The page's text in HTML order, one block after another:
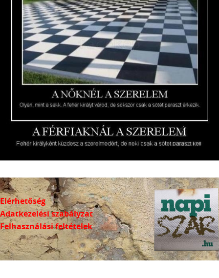
Elérhetőség
Adatkezelési szabályzat
Felhasználási feltételek